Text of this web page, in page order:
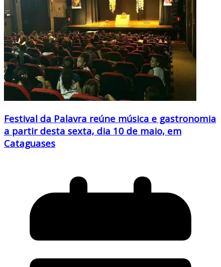
Festival da Palavra reúne música e gastronomia
a partir desta sexta, dia 10 de maio, em
Cataguases